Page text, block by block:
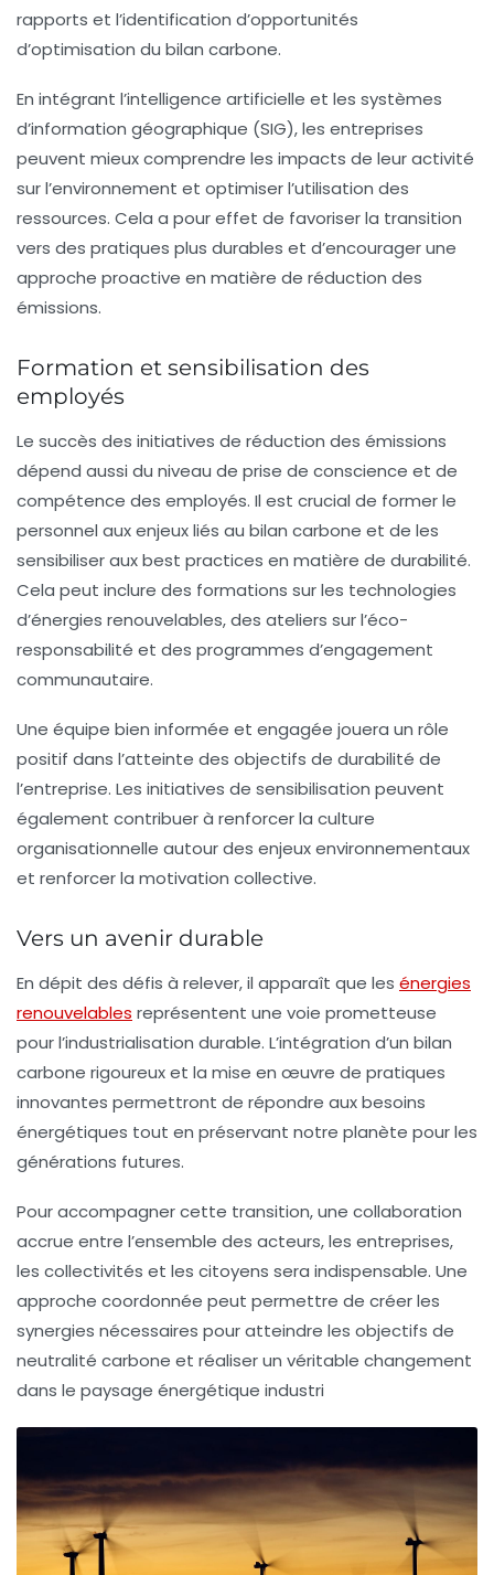
rapports et l’identification d’opportunités
d’optimisation du bilan carbone.
En intégrant l’intelligence artificielle et les systèmes
d’information géographique (SIG), les entreprises
peuvent mieux comprendre les impacts de leur activité
sur l’environnement et optimiser l’utilisation des
ressources. Cela a pour effet de favoriser la transition
vers des pratiques plus durables et d’encourager une
approche proactive en matière de réduction des
émissions.
Formation et sensibilisation des
employés
Le succès des initiatives de réduction des émissions
dépend aussi du niveau de prise de conscience et de
compétence des employés. Il est crucial de former le
personnel aux enjeux liés au bilan carbone et de les
sensibiliser aux best practices en matière de durabilité.
Cela peut inclure des formations sur les technologies
d’énergies renouvelables, des ateliers sur l’éco-
responsabilité et des programmes d’engagement
communautaire.
Une équipe bien informée et engagée jouera un rôle
positif dans l’atteinte des objectifs de durabilité de
l’entreprise. Les initiatives de sensibilisation peuvent
également contribuer à renforcer la culture
organisationnelle autour des enjeux environnementaux
et renforcer la motivation collective.
Vers un avenir durable
En dépit des défis à relever, il apparaît que les énergies
renouvelables représentent une voie prometteuse
pour l’industrialisation durable. L’intégration d’un bilan
carbone rigoureux et la mise en œuvre de pratiques
innovantes permettront de répondre aux besoins
énergétiques tout en préservant notre planète pour les
générations futures.
Pour accompagner cette transition, une collaboration
accrue entre l’ensemble des acteurs, les entreprises,
les collectivités et les citoyens sera indispensable. Une
approche coordonnée peut permettre de créer les
synergies nécessaires pour atteindre les objectifs de
neutralité carbone et réaliser un véritable changement
dans le paysage énergétique industri